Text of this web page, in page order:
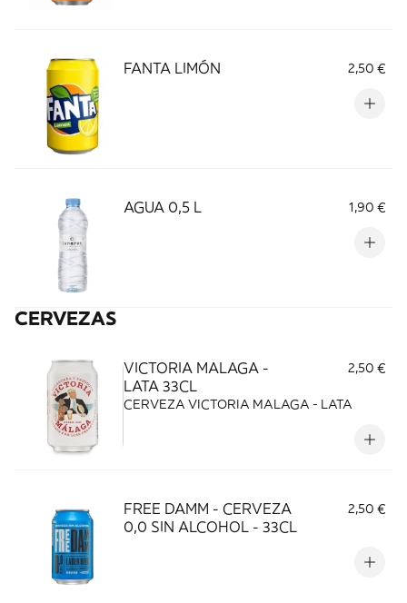
FANTA LIMÓN 2,50 €
AGUA 0,5 L 1,90 €
CERVEZAS
VICTORIA MALAGA -
LATA 33CL
2,50 €
CERVEZA VICTORIA MALAGA - LATA
FREE DAMM - CERVEZA
0,0 SIN ALCOHOL - 33CL
2,50 €